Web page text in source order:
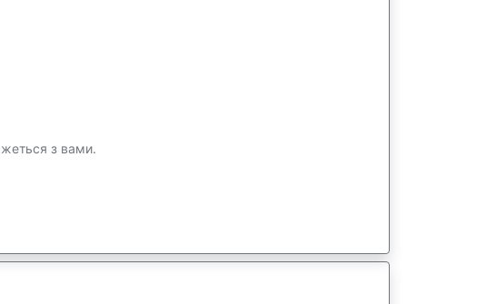
з вами.